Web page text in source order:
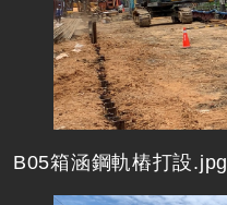
B05箱涵鋼軌樁打設.jpg